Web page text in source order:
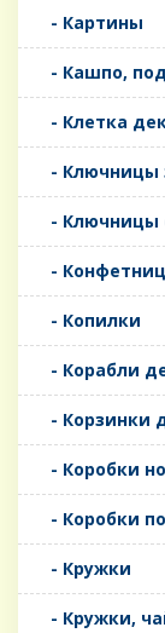
- Картины
- Кашпо,
- Клетка
- Ключницы
- Ключницы
-
- Копилки
- Корабли
- Корзинки
- Коробки
- Коробки
- Кружки
- Кружки,